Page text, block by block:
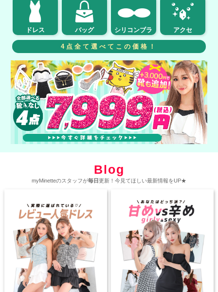
ドレス バッグ シリコンブラ アクセ
4点全て選べてこの価格！
Blog
myMinetteのスタッフが毎日更新！今見てほしい最新情報をUP★